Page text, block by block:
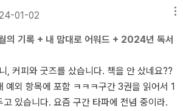
페미니스트들을 ‘영아 살해자’라고 불렀지만,
녀’나 ‘레즈비언’으로 불렀다”고 지적하면서,
고된 페미니스트의 죄목은 ‘살인’이 아니라
모른다고 말한다. 그리고 2016년, 미국 백
화를 배경으로 대통령에 당선된 트럼프가 가
하나는 낙태죄 부활 여부를 각 주 정부의 판
다. 발언의 실행 여부와 무관하게 이는 여성
01-02
의 기록 + 내 맘대로 어워드 + 2024년 독서
, 커피와 굿즈를 샀습니다. 책을 안 샀네요??
예외 항목에 포함 ㅋㅋㅋ구간 3권을 읽어서 1
있습니다. 요즘 구간 타파에 전념 중이라.